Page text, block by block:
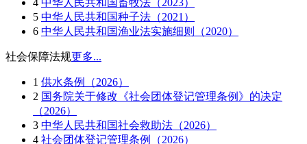
4 中华人民共和国畜牧法（2023）
5 中华人民共和国种子法（2021）
6 中华人民共和国渔业法实施细则（2020）
社会保障法规更多...
1 供水条例（2026）
2 国务院关于修改《社会团体登记管理条例》的决定
（2026）
3 中华人民共和国社会救助法（2026）
4 社会团体登记管理条例（2026）